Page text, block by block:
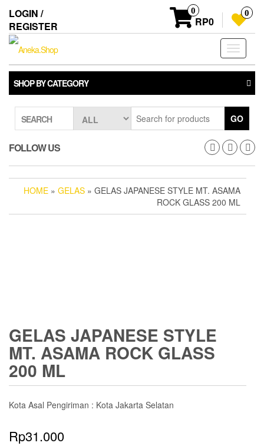
the
content
LOGIN /
REGISTER
0
RP0
0
Toggle
SHOP BY CATEGORY
SEARCH GO
FOLLOW US
HOME » GELAS » GELAS JAPANESE STYLE MT. ASAMA
ROCK GLASS 200 ML
GELAS JAPANESE STYLE
MT. ASAMA ROCK GLASS
200 ML
Kota Asal Pengiriman : Kota Jakarta Selatan
Rp31.000